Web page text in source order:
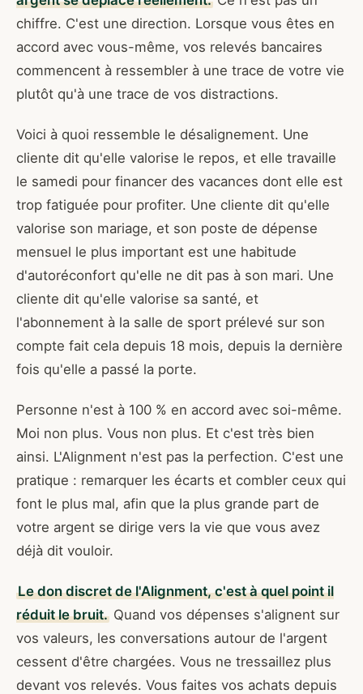
chiffre. C'est une direction. Lorsque vous êtes en
accord avec vous-même, vos relevés bancaires
commencent à ressembler à une trace de votre vie
plutôt qu'à une trace de vos distractions.
Voici à quoi ressemble le désalignement. Une
cliente dit qu'elle valorise le repos, et elle travaille
le samedi pour financer des vacances dont elle est
trop fatiguée pour profiter. Une cliente dit qu'elle
valorise son mariage, et son poste de dépense
mensuel le plus important est une habitude
d'autoréconfort qu'elle ne dit pas à son mari. Une
cliente dit qu'elle valorise sa santé, et
l'abonnement à la salle de sport prélevé sur son
compte fait cela depuis 18 mois, depuis la dernière
fois qu'elle a passé la porte.
Personne n'est à 100 % en accord avec soi-même.
Moi non plus. Vous non plus. Et c'est très bien
ainsi. L'Alignment n'est pas la perfection. C'est une
pratique : remarquer les écarts et combler ceux qui
font le plus mal, afin que la plus grande part de
votre argent se dirige vers la vie que vous avez
déjà dit vouloir.
Le don discret de l'Alignment, c'est à quel point il
réduit le bruit.Quand vos dépenses s'alignent sur
vos valeurs, les conversations autour de l'argent
cessent d'être chargées. Vous ne tressaillez plus
devant vos relevés. Vous faites vos achats depuis